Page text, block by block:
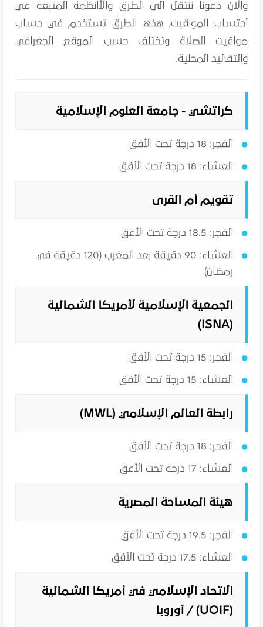
والان دعونا ننتقل الى الطرق والأانظمة المتبعة في
أحتساب المواقيت، هذه الطرق تستخدم في حساب
مواقيت الصلاة وتختلف حسب الموقع الجغرافي
والتقاليد المحلية.
كراتشي - جامعة العلوم الإسلامية
الفجر: 18 درجة تحت الأفق
العشاء: 18 درجة تحت الأفق
تقويم أم القرى
الفجر: 18.5 درجة تحت الأفق
العشاء: 90 دقيقة بعد المغرب (120 دقيقة في
رمضان)
الجمعية الإسلامية لأمريكا الشمالية
(ISNA)
الفجر: 15 درجة تحت الأفق
العشاء: 15 درجة تحت الأفق
رابطة العالم الإسلامي (MWL)
الفجر: 18 درجة تحت الأفق
العشاء: 17 درجة تحت الأفق
هيئة المساحة المصرية
الفجر: 19.5 درجة تحت الأفق
العشاء: 17.5 درجة تحت الأفق
الاتحاد الإسلامي في أمريكا الشمالية
(UOIF) / أوروبا